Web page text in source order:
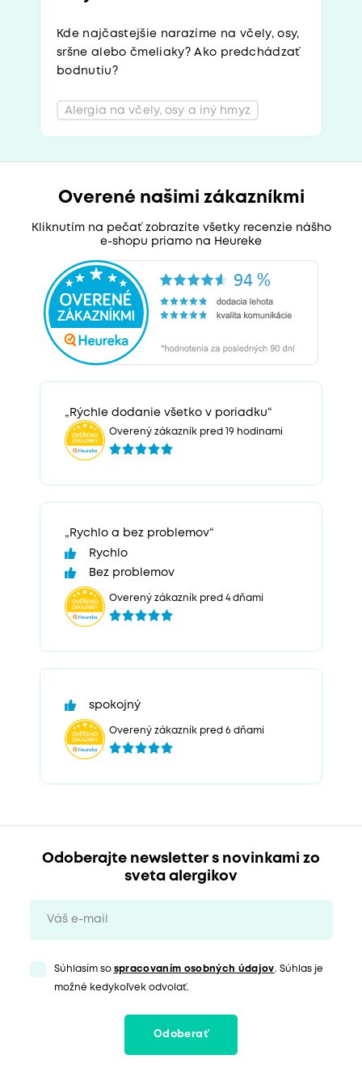
Kde najčastejšie narazíme na včely, osy,
sršne alebo čmeliaky? Ako predchádzať
bodnutiu?
Alergia na včely, osy a iný hmyz
Overené našimi zákazníkmi
Kliknutím na pečať zobrazíte všetky recenzie nášho
e-shopu priamo na Heureke
„Rýchle dodanie všetko v poriadku“
Overený zákazník pred 19 hodinami
„Rychlo a bez problemov“
Rychlo
Bez problemov
Overený zákazník pred 4 dňami
spokojný
Overený zákazník pred 6 dňami
Odoberajte newsletter s novinkami zo
sveta alergikov
Súhlasím so spracovaním osobných údajov. Súhlas je
možné kedykoľvek odvolať.
Odoberať